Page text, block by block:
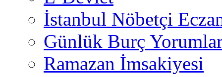
İstanbul Nöbetçi
Günlük Burç
Ramazan İmsakiyesi